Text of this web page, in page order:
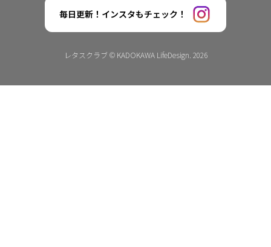
毎日更新！インスタもチェック！
レタスクラブ © KADOKAWA LifeDesign. 2026